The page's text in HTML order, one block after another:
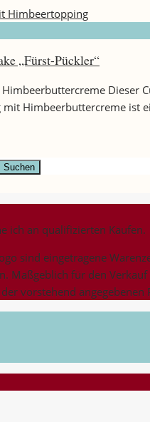
„Fürst-Pückler“
Himbeerbuttercreme
Himbeerbuttercreme ist
ich an qualifizierten Käufen.
sind eingetragene
Maßgeblich für den
vorstehend